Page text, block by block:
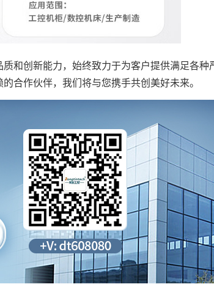
创新能力，始终致力于为客户提供满足各种
合作伙伴，我们将与您携手共创美好未来。